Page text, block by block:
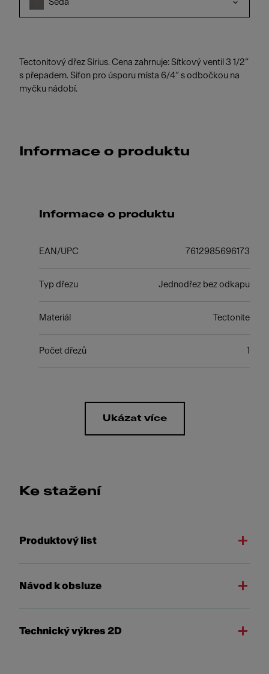
Šedá
Tectonitový dřez Sirius. Cena zahrnuje: Sítkový ventil 3 1/2“
s přepadem. Sifon pro úsporu místa 6/4“ s odbočkou na
myčku nádobí.
Informace o produktu
Informace o produktu
EAN/UPC 7612985696173
Typ dřezu Jednodřez bez odkapu
Materiál Tectonite
Počet dřezů 1
Ukázat více
Ke stažení
Produktový list
Návod k obsluze
Technický výkres 2D